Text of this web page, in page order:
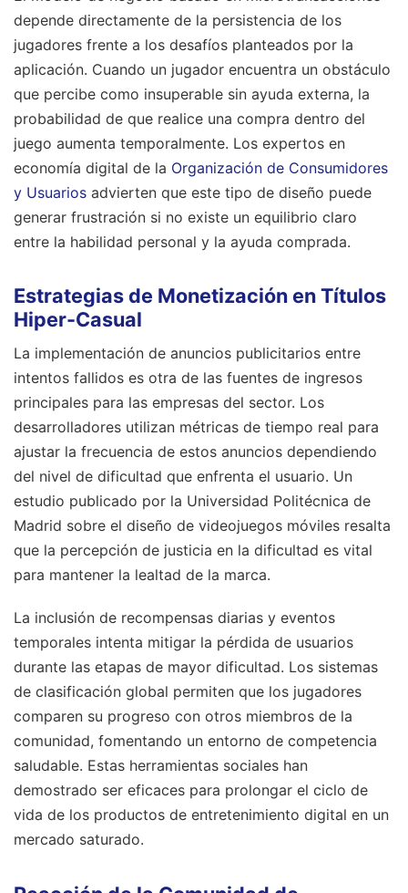
depende directamente de la persistencia de los
jugadores frente a los desafíos planteados por la
aplicación. Cuando un jugador encuentra un obstáculo
que percibe como insuperable sin ayuda externa, la
probabilidad de que realice una compra dentro del
juego aumenta temporalmente. Los expertos en
economía digital de la Organización de Consumidores
y Usuarios advierten que este tipo de diseño puede
generar frustración si no existe un equilibrio claro
entre la habilidad personal y la ayuda comprada.
Estrategias de Monetización en Títulos
Hiper-Casual
La implementación de anuncios publicitarios entre
intentos fallidos es otra de las fuentes de ingresos
principales para las empresas del sector. Los
desarrolladores utilizan métricas de tiempo real para
ajustar la frecuencia de estos anuncios dependiendo
del nivel de dificultad que enfrenta el usuario. Un
estudio publicado por la Universidad Politécnica de
Madrid sobre el diseño de videojuegos móviles resalta
que la percepción de justicia en la dificultad es vital
para mantener la lealtad de la marca.
La inclusión de recompensas diarias y eventos
temporales intenta mitigar la pérdida de usuarios
durante las etapas de mayor dificultad. Los sistemas
de clasificación global permiten que los jugadores
comparen su progreso con otros miembros de la
comunidad, fomentando un entorno de competencia
saludable. Estas herramientas sociales han
demostrado ser eficaces para prolongar el ciclo de
vida de los productos de entretenimiento digital en un
mercado saturado.